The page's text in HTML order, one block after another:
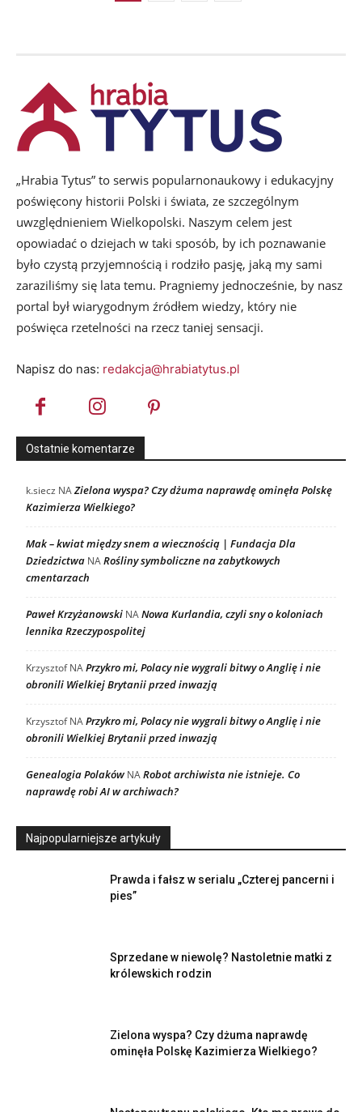
„Hrabia Tytus” to serwis popularnonaukowy i edukacyjny
poświęcony historii Polski i świata, ze szczególnym
uwzględnieniem Wielkopolski. Naszym celem jest
opowiadać o dziejach w taki sposób, by ich poznawanie
było czystą przyjemnością i rodziło pasję, jaką my sami
zaraziliśmy się lata temu. Pragniemy jednocześnie, by nasz
portal był wiarygodnym źródłem wiedzy, który nie
poświęca rzetelności na rzecz taniej sensacji.
Napisz do nas: redakcja@hrabiatytus.pl
Ostatnie komentarze
k.siecz NAZielona wyspa? Czy dżuma naprawdę ominęła Polskę
Kazimierza Wielkiego?
Mak – kwiat między snem a wiecznością | Fundacja Dla
Dziedzictwa NARośliny symboliczne na zabytkowych
cmentarzach
Paweł Krzyżanowski NANowa Kurlandia, czyli sny o koloniach
lennika Rzeczypospolitej
KrzysztofNAPrzykro mi, Polacy nie wygrali bitwy o Anglię i nie
obronili Wielkiej Brytanii przed inwazją
KrzysztofNAPrzykro mi, Polacy nie wygrali bitwy o Anglię i nie
obronili Wielkiej Brytanii przed inwazją
Genealogia PolakówNARobot archiwista nie istnieje. Co
naprawdę robi AI w archiwach?
Najpopularniejsze artykuły
Prawda i fałsz w serialu „Czterej pancerni i
pies”
Sprzedane w niewolę? Nastoletnie matki z
królewskich rodzin
Zielona wyspa? Czy dżuma naprawdę
ominęła Polskę Kazimierza Wielkiego?